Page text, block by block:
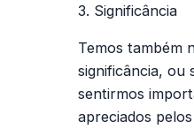
3. Significância
Temos também
significância, ou
sentirmos
apreciados